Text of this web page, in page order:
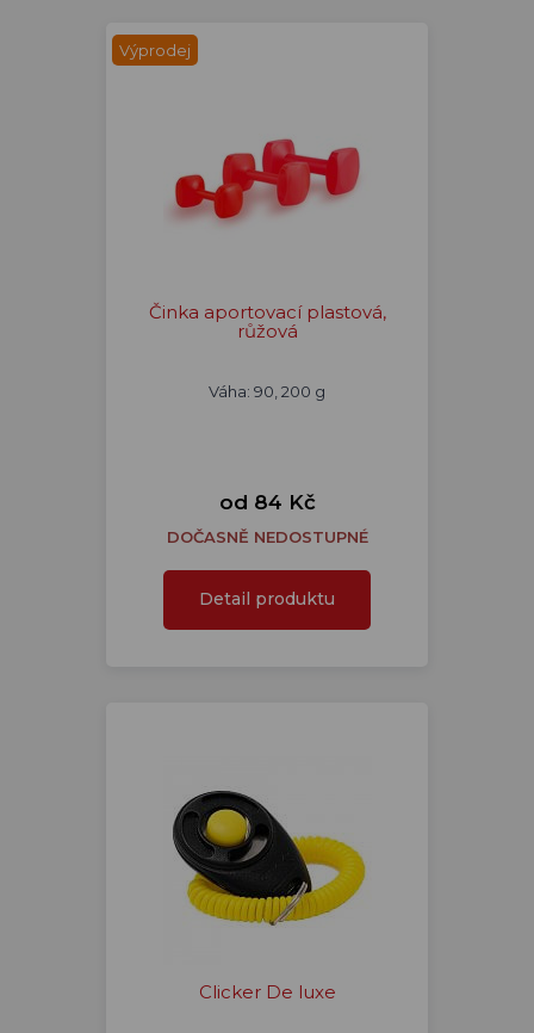
Výprodej
Činka aportovací plastová,
růžová
Váha: 90, 200 g
od 84 Kč
DOČASNĚ NEDOSTUPNÉ
Detail produktu
Clicker De luxe